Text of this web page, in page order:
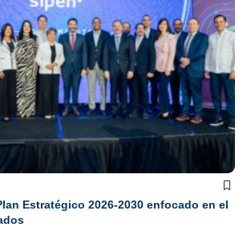
Estratégico 2026-2030 enfocado en el